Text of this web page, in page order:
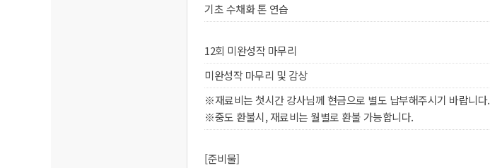
기초 수채화 톤 연습
12회 미완성작 마무리
미완성작 마무리 및 감상
※재료비는 첫시간 강사님께 현금으로 별도 납부해주시기 바랍니다.
※중도 환불시, 재료비는 월별로 환불 가능합니다.
[준비물]